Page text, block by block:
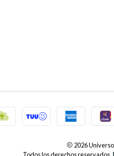
2026
Todos los derechos reservados.